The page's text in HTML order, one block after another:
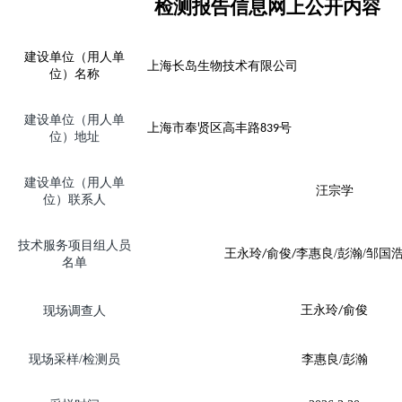
检测报告信息网上公开内容
建设单位（用人单
位）名称
上海长岛生物技术有限公司
建设单位（用人单
位）地址
上海市奉贤区高丰路839号
建设单位（用人单
位）联系人
汪宗学
技术服务项目组人员
名单
王永玲/俞俊/李惠良/彭瀚/邹国
现场调查人 王永玲/俞俊
现场采样/检测员 李惠良/彭瀚